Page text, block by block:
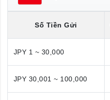
Số Tiền Gửi
JPY 1 ~ 30,000
JPY 30,001 ~ 100,000